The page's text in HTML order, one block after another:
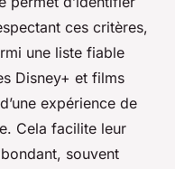
ces critères,
une liste fiable
Disney+ et films
expérience de
Cela facilite leur
souvent